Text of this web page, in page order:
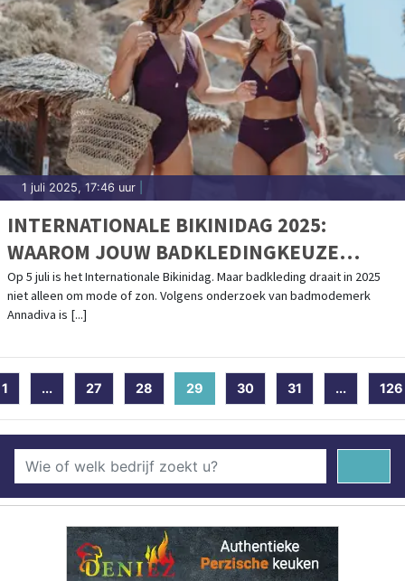
1 juli 2025, 17:46 uur
INTERNATIONALE BIKINIDAG 2025:
WAAROM JOUW BADKLEDINGKEUZE
ALLES ZEGT OVER JE ZELFBEELD
Op 5 juli is het Internationale Bikinidag. Maar badkleding draait in 2025
niet alleen om mode of zon. Volgens onderzoek van badmodemerk
Annadiva is [...]
1 ... 27 28 29 (current)
30 31 ... 126